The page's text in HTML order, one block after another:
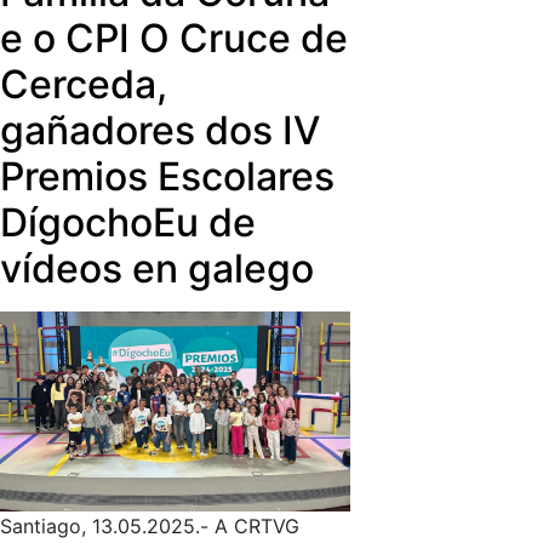
e o CPI O Cruce de
Cerceda,
gañadores dos IV
Premios Escolares
DígochoEu de
vídeos en galego
Santiago, 13.05.2025.- A CRTVG